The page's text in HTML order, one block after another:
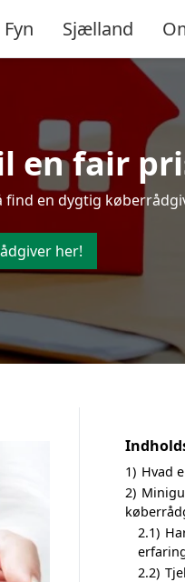
Fyn Sjælland
en fair
find en dygtig
her!
1) Hvad
2)
2.1)
2.2)